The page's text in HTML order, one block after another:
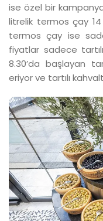
ise özel bir
litrelik termos çay
termos çay ise
fiyatlar sadece
8.30’da başlayan
eriyor ve tartılı